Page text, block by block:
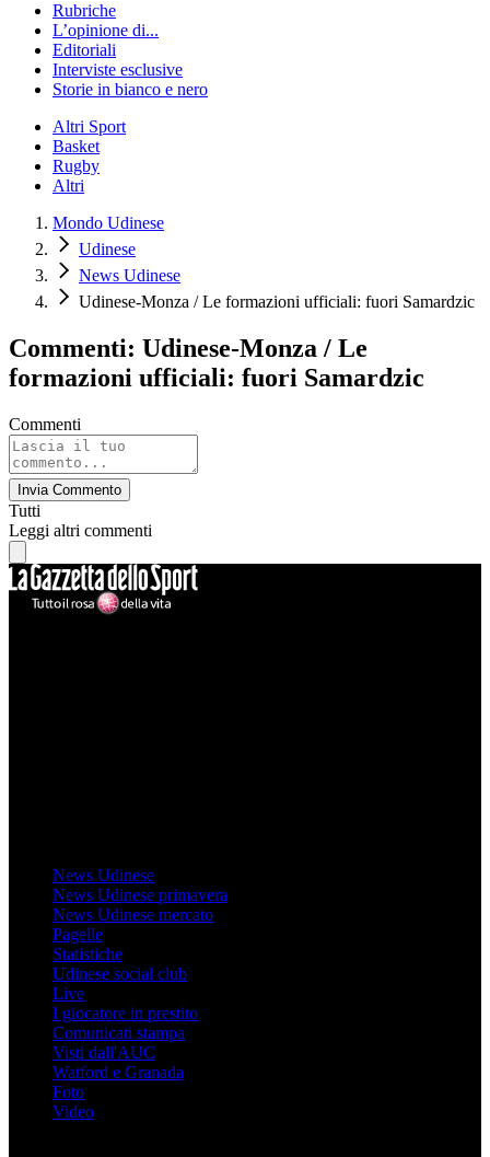
Rubriche
L’opinione di...
Editoriali
Interviste esclusive
Storie in bianco e nero
Altri Sport
Basket
Rugby
Altri
Mondo Udinese
Udinese
News Udinese
Udinese-Monza / Le formazioni ufficiali: fuori Samardzic
Commenti: Udinese-Monza / Le
formazioni ufficiali: fuori Samardzic
Commenti
Invia Commento
Tutti
Leggi altri commenti
News Udinese
News Udinese primavera
News Udinese mercato
Pagelle
Statistiche
Udinese social club
Live
I giocatore in prestito
Comunicati stampa
Visti dall'AUC
Watford e Granada
Foto
Video